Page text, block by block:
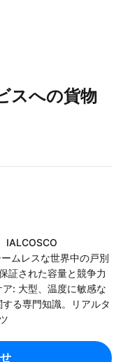
スへの貨物
IALCOSCO
ムレスな世界中の戸別
証された容量と競争力
: 大型、温度に敏感な
る専門知識。リアルタ